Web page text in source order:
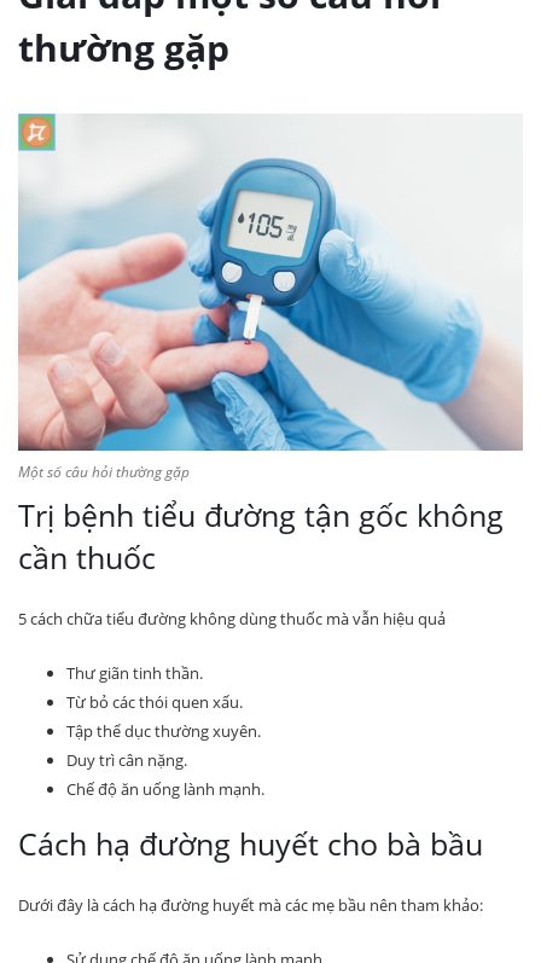
thường gặp
Một số câu hỏi thường gặp
Trị bệnh tiểu đường tận gốc không
cần thuốc
5 cách chữa tiểu đường không dùng thuốc mà vẫn hiệu quả
Thư giãn tinh thần.
Từ bỏ các thói quen xấu.
Tập thể dục thường xuyên.
Duy trì cân nặng.
Chế độ ăn uống lành mạnh.
Cách hạ đường huyết cho bà bầu
Dưới đây là cách hạ đường huyết mà các mẹ bầu nên tham khảo: